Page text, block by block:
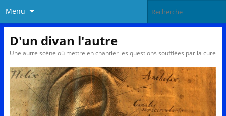
Menu
D'un divan l'autre
Une autre scène où mettre en chantier les questions soufflées par la cure